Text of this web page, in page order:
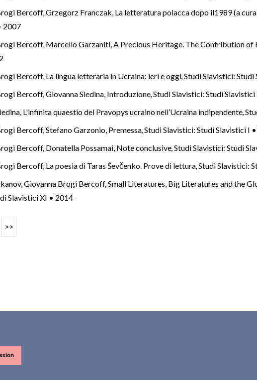
Bercoff, Grzegorz Franczak, La letteratura polacca dopo il1989 (a
2007
Bercoff, Marcello Garzaniti,A Precious Heritage. The Contribution of
Bercoff, La lingua letteraria in Ucraina: ieri e oggi,Studi Slavistici:
Bercoff, Giovanna Siedina, Introduzione,Studi Slavistici: Studi
L'infinita quaestio del Pravopys ucraino nell’Ucraina indipendente,
Bercoff, Stefano Garzonio, Premessa,Studi Slavistici: Studi Slavistici I
Bercoff, Donatella Possamai, Note conclusive,Studi Slavistici: Studi
Bercoff, La poesia di Taras Ševčenko. Prove di lettura,Studi Slavistici:
Giovanna Brogi Bercoff,Small Literatures, Big Literatures and the
Slavistici XI • 2014
>>